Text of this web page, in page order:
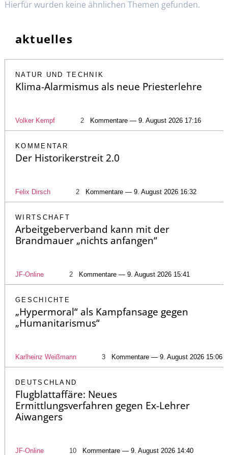
Hierfür wurden keine ähnlichen Themen gefunden.
aktuelles
NATUR UND TECHNIK
Klima-Alarmismus als neue Priesterlehre
Volker Kempf 2 Kommentare — 9. August 2026 17:16
KOMMENTAR
Der Historikerstreit 2.0
Felix Dirsch 2 Kommentare — 9. August 2026 16:32
WIRTSCHAFT
Arbeitgeberverband kann mit der
Brandmauer „nichts anfangen“
JF-Online 2 Kommentare — 9. August 2026 15:41
GESCHICHTE
„Hypermoral“ als Kampfansage gegen
„Humanitarismus“
Karlheinz Weißmann 3 Kommentare — 9. August 2026 15:06
DEUTSCHLAND
Flugblattaffäre: Neues
Ermittlungsverfahren gegen Ex-Lehrer
Aiwangers
JF-Online 10 Kommentare — 9. August 2026 14:40